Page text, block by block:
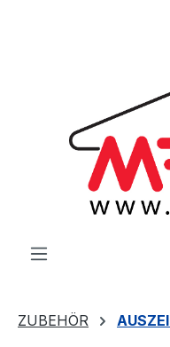
ZUBEHÖR